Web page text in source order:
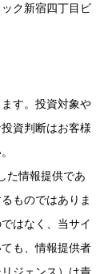
ク新宿四丁目ビ
す。投資対象や
資判断はお客様
た情報提供であ
ものではありま
はなく、当サイ
も、情報提供者